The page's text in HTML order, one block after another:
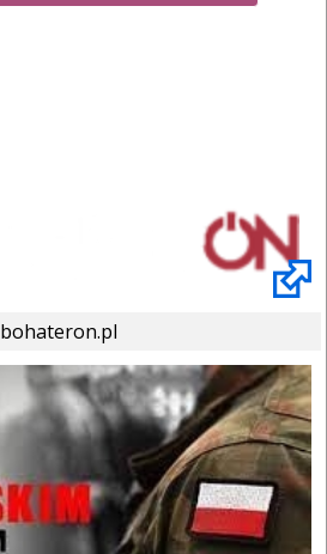
bohateron.pl